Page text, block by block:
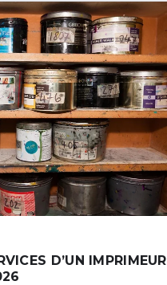
D’UN IMPRIMEUR